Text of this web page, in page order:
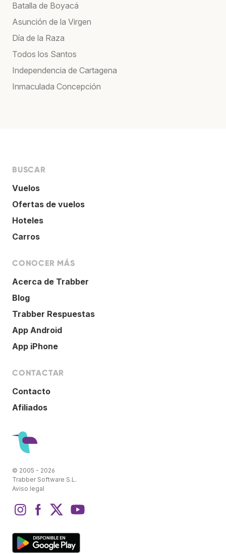
Batalla de Boyacá
Asunción de la Virgen
Día de la Raza
Todos los Santos
Independencia de Cartagena
Inmaculada Concepción
BUSCAR
Vuelos
Ofertas de vuelos
Hoteles
Carros
CONOCER MÁS
Acerca de Trabber
Blog
Trabber Respuestas
App Android
App iPhone
CONTACTAR
Contacto
Afiliados
© 2005 - 2026
Trabber Software S.L.
Aviso legal